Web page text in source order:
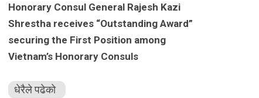
Honorary Consul General Rajesh Kazi
Shrestha receives “Outstanding Award”
securing the First Position among
Vietnam’s Honorary Consuls
धेरैले पढेको